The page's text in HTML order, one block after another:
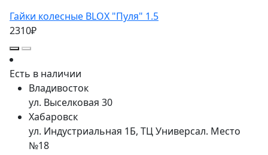
Гайки колесные BLOX "Пуля" 1.5
2310₽
Есть в наличии
Владивосток
ул. Выселковая 30
Хабаровск
ул. Индустриальная 1Б, ТЦ Универсал. Место
№18